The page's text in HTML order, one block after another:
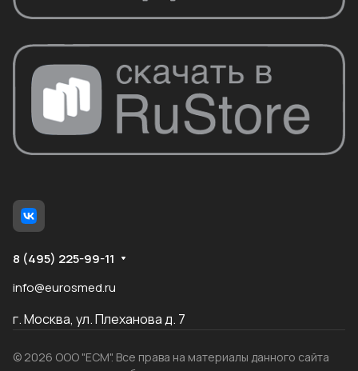
8 (495) 225-99-11
info@eurosmed.ru
г. Москва, ул. Плеханова д. 7
© 2026 ООО "ЕСМ". Все права на материалы данного сайта